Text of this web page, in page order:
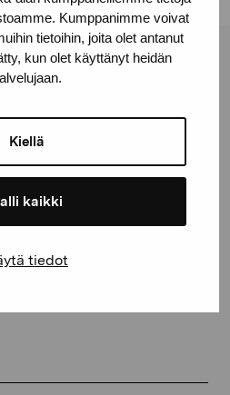
Kumppanimme voivat
tietoihin, joita olet antanut
kun olet käyttänyt heidän
Kiellä
kaikki
tiedot